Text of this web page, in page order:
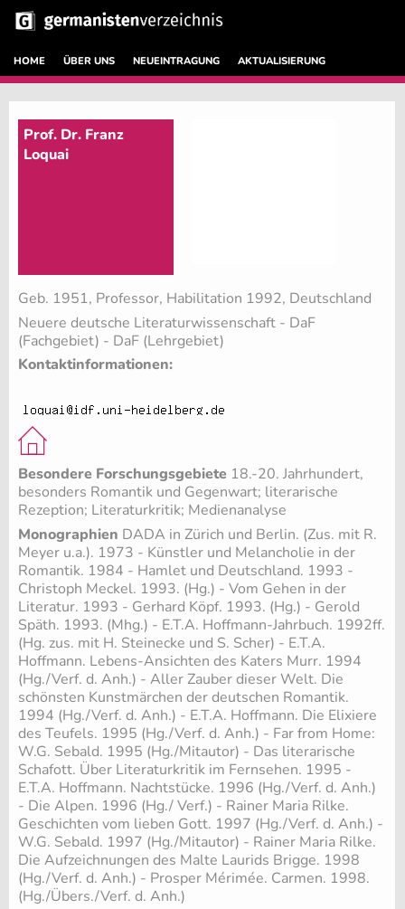
HOME ÜBER UNS NEUEINTRAGUNG AKTUALISIERUNG
Prof. Dr. Franz
Loquai
Geb. 1951, Professor, Habilitation 1992, Deutschland
Neuere deutsche Literaturwissenschaft - DaF
(Fachgebiet) - DaF (Lehrgebiet)
Kontaktinformationen:
Besondere Forschungsgebiete 18.-20. Jahrhundert,
besonders Romantik und Gegenwart; literarische
Rezeption; Literaturkritik; Medienanalyse
Monographien DADA in Zürich und Berlin. (Zus. mit R.
Meyer u.a.). 1973 - Künstler und Melancholie in der
Romantik. 1984 - Hamlet und Deutschland. 1993 -
Christoph Meckel. 1993. (Hg.) - Vom Gehen in der
Literatur. 1993 - Gerhard Köpf. 1993. (Hg.) - Gerold
Späth. 1993. (Mhg.) - E.T.A. Hoffmann-Jahrbuch. 1992ff.
(Hg. zus. mit H. Steinecke und S. Scher) - E.T.A.
Hoffmann. Lebens-Ansichten des Katers Murr. 1994
(Hg./Verf. d. Anh.) - Aller Zauber dieser Welt. Die
schönsten Kunstmärchen der deutschen Romantik.
1994 (Hg./Verf. d. Anh.) - E.T.A. Hoffmann. Die Elixiere
des Teufels. 1995 (Hg./Verf. d. Anh.) - Far from Home:
W.G. Sebald. 1995 (Hg./Mitautor) - Das literarische
Schafott. Über Literaturkritik im Fernsehen. 1995 -
E.T.A. Hoffmann. Nachtstücke. 1996 (Hg./Verf. d. Anh.)
- Die Alpen. 1996 (Hg./ Verf.) - Rainer Maria Rilke.
Geschichten vom lieben Gott. 1997 (Hg./Verf. d. Anh.) -
W.G. Sebald. 1997 (Hg./Mitautor) - Rainer Maria Rilke.
Die Aufzeichnungen des Malte Laurids Brigge. 1998
(Hg./Verf. d. Anh.) - Prosper Mérimée. Carmen. 1998.
(Hg./Übers./Verf. d. Anh.)